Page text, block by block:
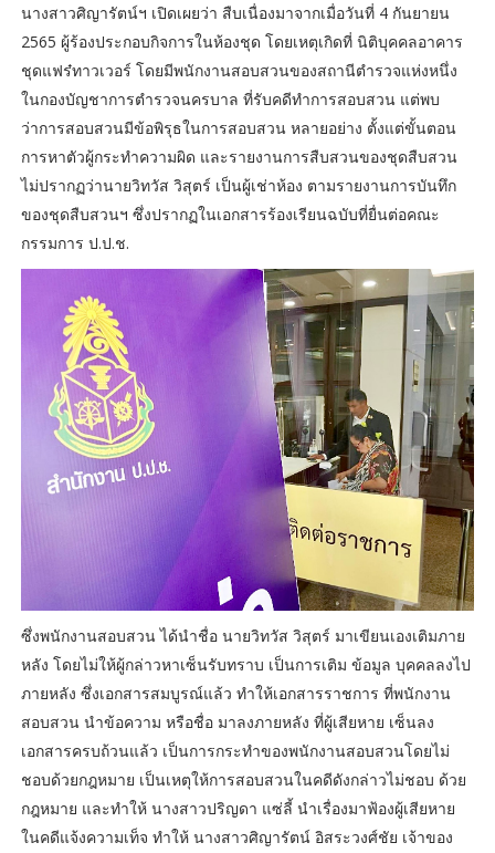
นางสาวศิญารัตน์ฯ เปิดเผยว่า สืบเนื่องมาจากเมื่อวันที่ 4 กันยายน
2565 ผู้ร้องประกอบกิจการในห้องชุด โดยเหตุเกิดที่ นิติบุคคลอาคาร
ชุดแฟร๋ทาวเวอร์ โดยมีพนักงานสอบสวนของสถานีตำรวจแห่งหนึ่ง
ในกองบัญชาการตำรวจนครบาล ที่รับคดีทำการสอบสวน แต่พบ
ว่าการสอบสวนมีข้อพิรุธในการสอบสวน หลายอย่าง ตั้งแต่ขั้นตอน
การหาตัวผู้กระทำความผิด และรายงานการสืบสวนของชุดสืบสวน
ไม่ปรากฏว่านายวิทวัส วิสุตร์ เป็นผู้เช่าห้อง ตามรายงานการบันทึก
ของชุดสืบสวนฯ ซึ่งปรากฏในเอกสารร้องเรียนฉบับที่ยื่นต่อคณะ
กรรมการ ป.ป.ช.
ซึ่งพนักงานสอบสวน ได้นำชื่อ นายวิทวัส วิสุตร์ มาเขียนเองเติมภาย
หลัง โดยไม่ให้ผู้กล่าวหาเซ็นรับทราบ เป็นการเติม ข้อมูล บุคคลลงไป
ภายหลัง ซึ่งเอกสารสมบูรณ์แล้ว ทำให้เอกสารราชการ ที่พนักงาน
สอบสวน นำข้อความ หรือชื่อ มาลงภายหลัง ที่ผู้เสียหาย เซ็นลง
เอกสารครบถ้วนแล้ว เป็นการกระทำของพนักงานสอบสวนโดยไม่
ชอบด้วยกฎหมาย เป็นเหตุให้การสอบสวนในคดีดังกล่าวไม่ชอบ ด้วย
กฎหมาย และทำให้ นางสาวปริญดา แซ่ลี้ นำเรื่องมาฟ้องผู้เสียหาย
ในคดีแจ้งความเท็จ ทำให้ นางสาวศิญารัตน์ อิสระวงศ์ชัย เจ้าของ